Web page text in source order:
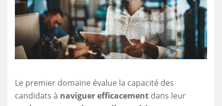
Le premier domaine évalue la capacité des
candidats à naviguer efficacement dans leur